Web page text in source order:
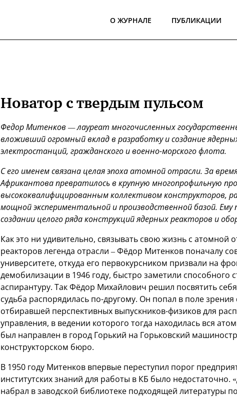
О ЖУРНАЛЕ ПУБЛИКАЦИИ
Новатор с твердым пульсом
Федор Митенков — лауреат многочисленных
вложивший огромный вклад в разработку и создание
электростанций, гражданского и военно-морского флота.
С его именем связана целая эпоха атомной отрасли. За
Африкантова превратилось в крупную многопрофильную
высококвалифицированным коллективом конструкторов,
мощной экспериментальной и производственной базой. Ему
создании целого ряда конструкций ядерных реакторов и
Как это ни удивительно, связывать свою жизнь с атомной
реакторов легенда отрасли – Фёдор Митенков поначалу
университете, откуда его первокурсником призвали на
демобилизации в 1946 году, быстро заметили способного
аспирантуру. Так Фёдор Михайлович решил посвятить
судьба распорядилась по-другому. Он попал в поле
отбиравшей перспективных выпускников-физиков для
управления, в ведении которого тогда находилась вся
был направлен в город Горький на Горьковский
конструкторском бюро.
В 1950 году Митенков впервые переступил порог
институтских знаний для работы в КБ было
набрал в заводской библиотеке подходящей литературы